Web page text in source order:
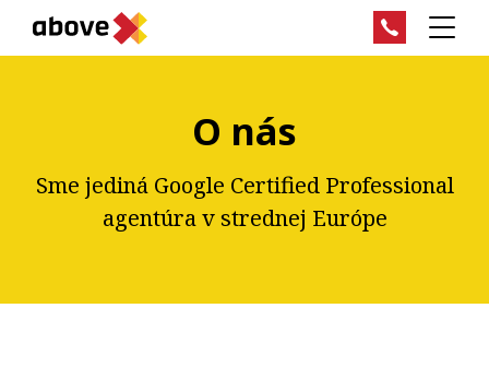
O nás
Sme jediná Google Certified Professional
agentúra v strednej Európe